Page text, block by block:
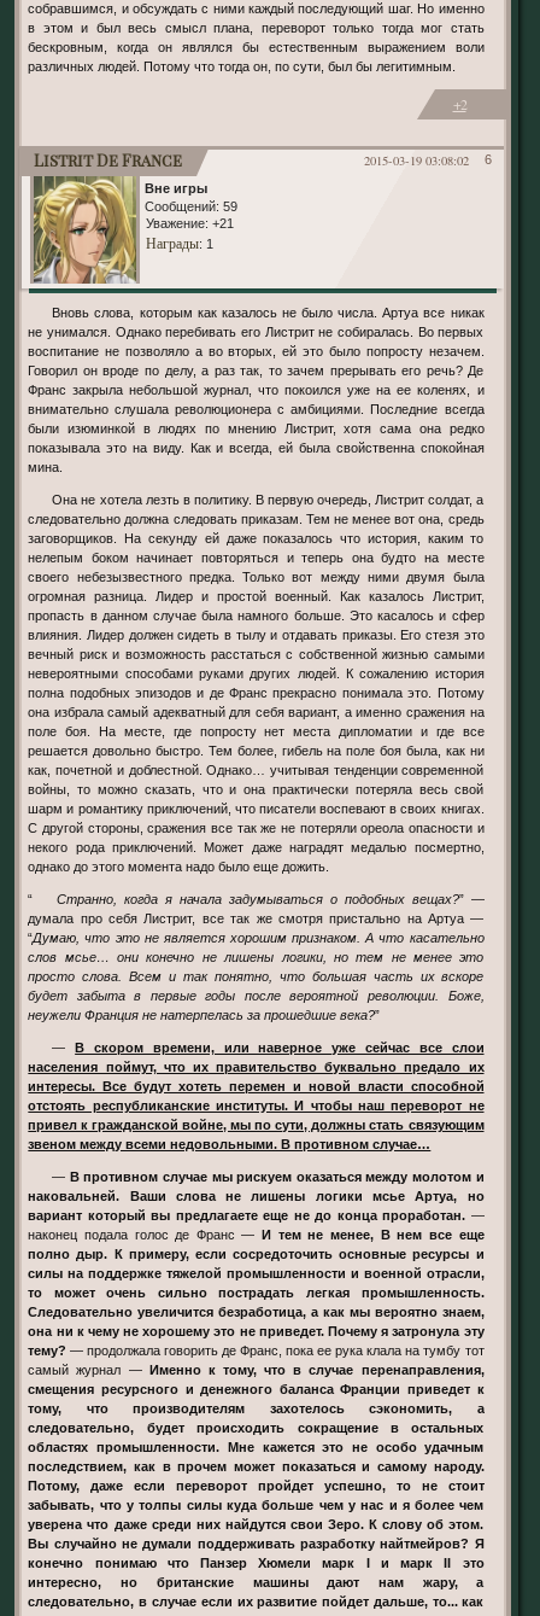
собравшимся, и обсуждать с ними каждый последующий шаг. Но именно
в этом и был весь смысл плана, переворот только тогда мог стать
бескровным, когда он являлся бы естественным выражением воли
различных людей. Потому что тогда он, по сути, был бы легитимным.
+2
6
2015-03-19 03:08:02
Listrit De France
Вне игры
Сообщений: 59
Уважение: +21
Награды: 1
Вновь слова, которым как казалось не было числа. Артуа все никак
не унимался. Однако перебивать его Листрит не собиралась. Во первых
воспитание не позволяло а во вторых, ей это было попросту незачем.
Говорил он вроде по делу, а раз так, то зачем прерывать его речь? Де
Франс закрыла небольшой журнал, что покоился уже на ее коленях, и
внимательно слушала революционера с амбициями. Последние всегда
были изюминкой в людях по мнению Листрит, хотя сама она редко
показывала это на виду. Как и всегда, ей была свойственна спокойная
мина.
Она не хотела лезть в политику. В первую очередь, Листрит солдат, а
следовательно должна следовать приказам. Тем не менее вот она, средь
заговорщиков. На секунду ей даже показалось что история, каким то
нелепым боком начинает повторяться и теперь она будто на месте
своего небезызвестного предка. Только вот между ними двумя была
огромная разница. Лидер и простой военный. Как казалось Листрит,
пропасть в данном случае была намного больше. Это касалось и сфер
влияния. Лидер должен сидеть в тылу и отдавать приказы. Его стезя это
вечный риск и возможность расстаться с собственной жизнью самыми
невероятными способами руками других людей. К сожалению история
полна подобных эпизодов и де Франс прекрасно понимала это. Потому
она избрала самый адекватный для себя вариант, а именно сражения на
поле боя. На месте, где попросту нет места дипломатии и где все
решается довольно быстро. Тем более, гибель на поле боя была, как ни
как, почетной и доблестной. Однако… учитывая тенденции современной
войны, то можно сказать, что и она практически потеряла весь свой
шарм и романтику приключений, что писатели воспевают в своих книгах.
С другой стороны, сражения все так же не потеряли ореола опасности и
некого рода приключений. Может даже наградят медалью посмертно,
однако до этого момента надо было еще дожить.
“ Странно, когда я начала задумываться о подобных вещах?” —
думала про себя Листрит, все так же смотря пристально на Артуа —
“Думаю, что это не является хорошим признаком. А что касательно
слов мсье… они конечно не лишены логики, но тем не менее это
просто слова. Всем и так понятно, что большая часть их вскоре
будет забыта в первые годы после вероятной революции. Боже,
неужели Франция не натерпелась за прошедшие века?”
В скором времени, или наверное уже сейчас все слои
населения поймут, что их правительство буквально предало их
интересы. Все будут хотеть перемен и новой власти способной
отстоять республиканские институты. И чтобы наш переворот не
привел к гражданской войне, мы по сути, должны стать связующим
звеном между всеми недовольными. В противном случае…
В противном случае мы рискуем оказаться между молотом и
наковальней. Ваши слова не лишены логики мсье Артуа, но
вариант который вы предлагаете еще не до конца проработан. —
наконец подала голос де Франс —
И тем не менее, В нем все еще
полно дыр. К примеру, если сосредоточить основные ресурсы и
силы на поддержке тяжелой промышленности и военной отрасли,
то может очень сильно пострадать легкая промышленность.
Следовательно увеличится безработица, а как мы вероятно знаем,
она ни к чему не хорошему это не приведет. Почему я затронула эту
тему?— продолжала говорить де Франс, пока ее рука клала на тумбу тот
самый журнал —Именно к тому, что в случае перенаправления,
смещения ресурсного и денежного баланса Франции приведет к
тому, что производителям захотелось сэкономить, а
следовательно, будет происходить сокращение в остальных
областях промышленности. Мне кажется это не особо удачным
последствием, как в прочем может показаться и самому народу.
Потому, даже если переворот пройдет успешно, то не стоит
забывать, что у толпы силы куда больше чем у нас и я более чем
уверена что даже среди них найдутся свои Зеро. К слову об этом.
Вы случайно не думали поддерживать разработку найтмейров? Я
конечно понимаю что Панзер Хюмели марк I и марк II это
интересно, но британские машины дают нам жару, а
следовательно, в случае если их развитие пойдет дальше, то... как